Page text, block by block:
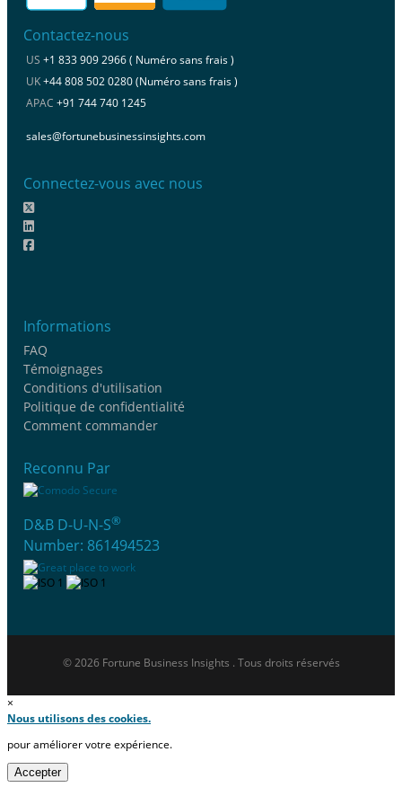
Contactez-nous
US +1 833 909 2966 ( Numéro sans frais )
UK+44 808 502 0280 (Numéro sans frais )
APAC +91 744 740 1245
sales@fortunebusinessinsights.com
Connectez-vous avec nous
Informations
FAQ
Témoignages
Conditions d'utilisation
Politique de confidentialité
Comment commander
Reconnu Par
D&B D-U-N-S®
Number: 861494523
© 2026 Fortune Business Insights . Tous droits réservés
×
Nous utilisons des cookies.
pour améliorer votre expérience.
Accepter